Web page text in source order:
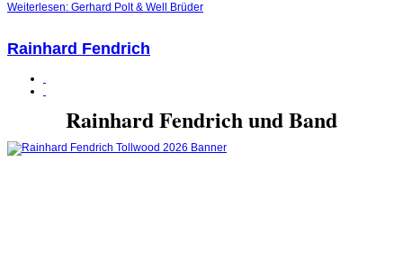
Weiterlesen: Gerhard Polt & Well Brüder
Rainhard Fendrich
Rainhard Fendrich und Band